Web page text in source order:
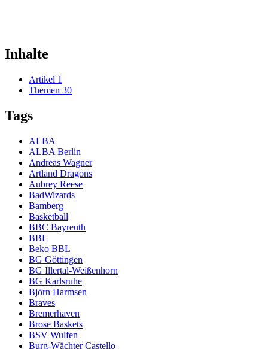
Inhalte
Artikel 1
Themen 30
Tags
ALBA
ALBA Berlin
Andreas Wagner
Artland Dragons
Aubrey Reese
BadWizards
Bamberg
Basketball
BBC Bayreuth
BBL
Beko BBL
BG Göttingen
BG Illertal-Weißenhorn
BG Karlsruhe
Björn Harmsen
Braves
Bremerhaven
Brose Baskets
BSV Wulfen
Burg-Wächter Castello